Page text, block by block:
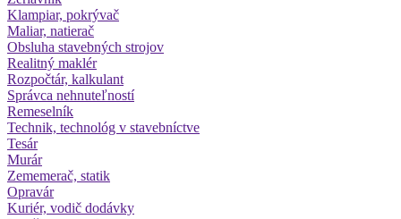
Klampiar, pokrývač
Maliar, natierač
Obsluha stavebných strojov
Realitný maklér
Rozpočtár, kalkulant
Správca nehnuteľností
Remeselník
Technik, technológ v stavebníctve
Tesár
Murár
Zememerač, statik
Opravár
Kuriér, vodič dodávky